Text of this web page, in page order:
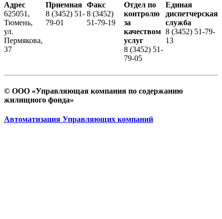
Адрес
625051,
Тюмень,
ул.
Пермякова,
37
Приемная
8 (3452) 51-
79-01
Факс
8 (3452)
51-79-19
Отдел по
контролю
за
качеством
услуг
8 (3452) 51-
79-05
Единая
диспетчерская
служба
8 (3452) 51-79-
13
© ООО «Управляющая компания по содержанию
жилищного фонда»
Автоматизация Управляющих компаний